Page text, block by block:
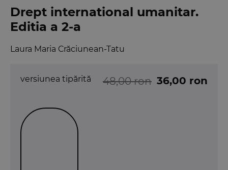
Drept international umanitar.
Editia a 2-a
Laura Maria Crăciunean-Tatu
versiunea tipărită 48,00 ron 36,00 ron